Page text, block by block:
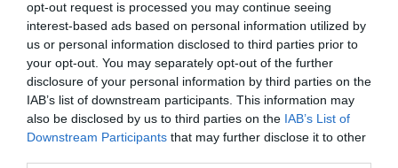
opt-out request is processed you may continue seeing
interest-based ads based on personal information utilized by
us or personal information disclosed to third parties prior to
your opt-out. You may separately opt-out of the further
disclosure of your personal information by third parties on the
IAB’s list of downstream participants. This information may
also be disclosed by us to third parties on the IAB’s List of
Downstream Participants that may further disclose it to other
Diario de la corrupción sanchista. Hazte
Oír se manifiesta delante de La Mareta:
“Pedro Sánchez es un criminal”
por Redacción
Artículos anteriores
Opinión